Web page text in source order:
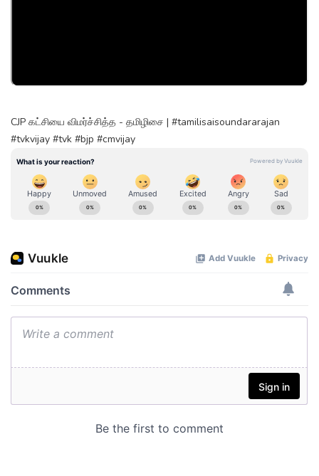
CJP கட்சியை விமர்ச்சித்த - தமிழிசை | #tamilisaisoundararajan
#tvkvijay #tvk #bjp #cmvijay